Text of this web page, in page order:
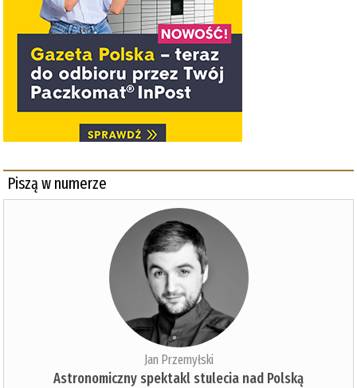
Piszą w numerze
Jan Przemyłski
Astronomiczny spektakl stulecia nad Polską